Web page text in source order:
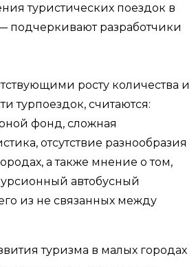
туристических поездок в
подчеркивают разработчики
росту количества и
турпоездок, считаются:
фонд, сложная
отсутствие разнообразия
а также мнение о том,
автобусный
из не связанных между
туризма в малых городах